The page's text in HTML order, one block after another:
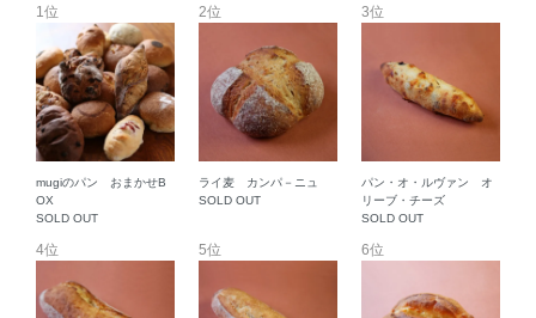
1位
mugiのパン おまかせB
OX
SOLD OUT
2位
ライ麦 カンパ－ニュ
SOLD OUT
3位
パン・オ・ルヴァン オ
リーブ・チーズ
SOLD OUT
4位 5位 6位